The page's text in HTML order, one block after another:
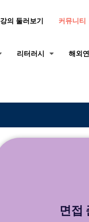
강의 둘러보기 커뮤니티
리터러시 해외
면접